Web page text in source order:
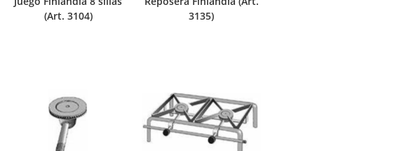
(Art. 3104)
3135)